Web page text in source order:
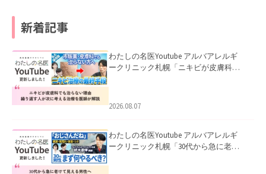
新着記事
わたしの名医Youtube アルバアレルギ
ークリニック札幌「ニキビが皮膚科で
ました。
2026.08.07
わたしの名医Youtube アルバアレルギ
ークリニック札幌「30代から急に老け